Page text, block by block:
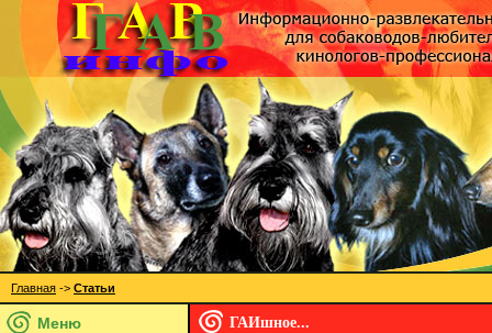
Главная -> Статьи
Меню ГАИшное...